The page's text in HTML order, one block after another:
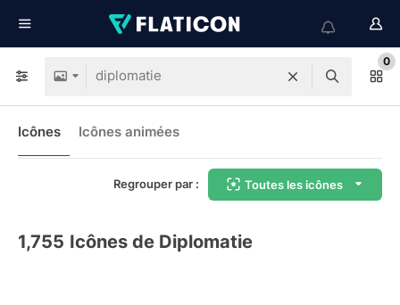
0
Icônes Icônes animées
Regrouper par : Toutes les icônes
1,755 Icônes de Diplomatie